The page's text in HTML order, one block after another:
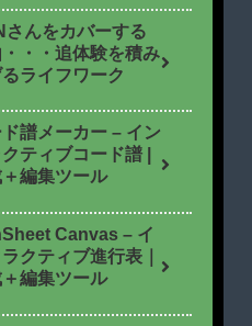
さんをカバーする
・・追体験を積み
るライフワーク
ド譜メーカー – イン
ティブコード譜 |
編集ツール
Canvas – イ
クティブ進行表｜
編集ツール